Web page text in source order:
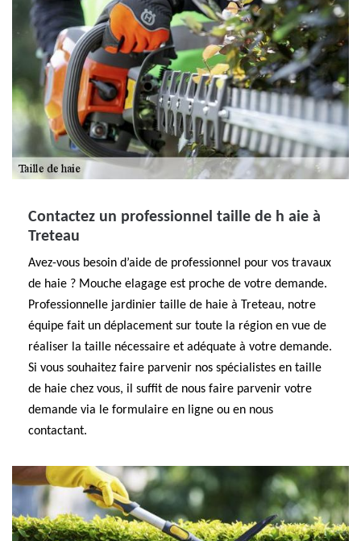
Contactez un professionnel taille de h aie à
Treteau
Avez-vous besoin d’aide de professionnel pour vos travaux
de haie ? Mouche elagage est proche de votre demande.
Professionnelle jardinier taille de haie à Treteau, notre
équipe fait un déplacement sur toute la région en vue de
réaliser la taille nécessaire et adéquate à votre demande.
Si vous souhaitez faire parvenir nos spécialistes en taille
de haie chez vous, il suffit de nous faire parvenir votre
demande via le formulaire en ligne ou en nous
contactant.